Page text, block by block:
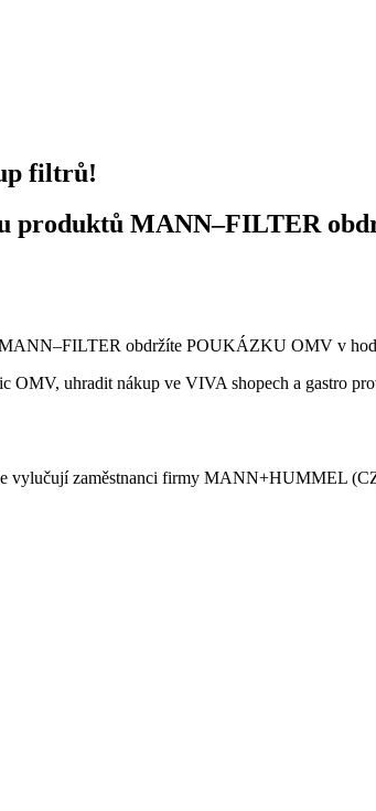
filtrů!
produktů MANN–FILTER
obdržíte POUKÁZKU OMV v
OMV, uhradit nákup ve VIVA shopech a gastro
vylučují zaměstnanci firmy MANN+HUMMEL